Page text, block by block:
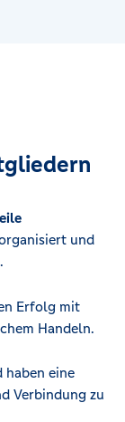
und
Erfolg mit
Handeln.
eine
Verbindung zu